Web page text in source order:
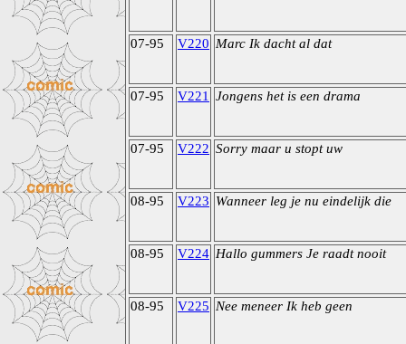
07-95 V220 Marc Ik dacht al dat
07-95 V221 Jongens het is een drama
07-95 V222 Sorry maar u stopt uw
08-95 V223 Wanneer leg je nu eindelijk die
08-95 V224 Hallo gummers Je raadt nooit
08-95 V225 Nee meneer Ik heb geen